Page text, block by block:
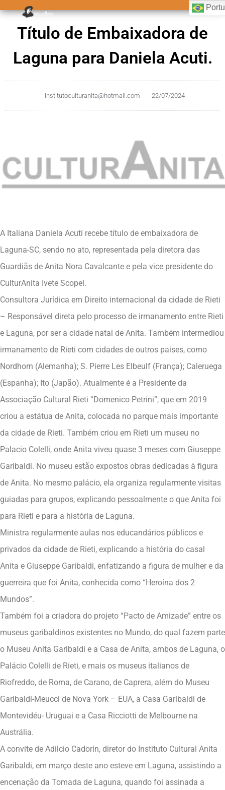
Título de Embaixadora de
Laguna para Daniela Acuti.
institutoculturanita@hotmail.com 22/07/2024
A Italiana Daniela Acuti recebe título de embaixadora de
Laguna-SC, sendo no ato, representada pela diretora das
Guardiãs de Anita Nora Cavalcante e pela vice presidente do
CulturAnita Ivete Scopel.
Consultora Jurídica em Direito internacional da cidade de Rieti
– Responsável direta pelo processo de irmanamento entre Rieti
e Laguna, por ser a cidade natal de Anita. Também intermediou
irmanamento de Rieti com cidades de outros paises, como
Nordhorn (Alemanha); S. Pierre Les Elbeulf (França); Caleruega
(Espanha); Ito (Japão). Atualmente é a Presidente da
Associação Cultural Rieti “Domenico Petrini”, que em 2019
criou a estátua de Anita, colocada no parque mais importante
da cidade de Rieti. Também criou em Rieti um museu no
Palacio Colelli, onde Anita viveu quase 3 meses com Giuseppe
Garibaldi. No museu estão expostos obras dedicadas à figura
de Anita. No mesmo palácio, ela organiza regularmente visitas
guiadas para grupos, explicando pessoalmente o que Anita foi
para Rieti e para a história de Laguna.
Ministra regularmente aulas nos educandários públicos e
privados da cidade de Rieti, explicando a história do casal
Anita e Giuseppe Garibaldi, enfatizando a figura de mulher e da
guerreira que foi Anita, conhecida como “Heroína dos 2
Mundos”.
Também foi a criadora do projeto “Pacto de Amizade” entre os
museus garibaldinos existentes no Mundo, do qual fazem parte
o Museu Anita Garibaldi e a Casa de Anita, ambos de Laguna, o
Palácio Colelli de Rieti, e mais os museus italianos de
Riofreddo, de Roma, de Carano, de Caprera, além do Museu
Garibaldi-Meucci de Nova York – EUA, a Casa Garibaldi de
Montevidéu- Uruguai e a Casa Ricciotti de Melbourne na
Austrália.
A convite de Adilcio Cadorin, diretor do Instituto Cultural Anita
Garibaldi, em março deste ano esteve em Laguna, assistindo a
encenação da Tomada de Laguna, quando foi assinada a